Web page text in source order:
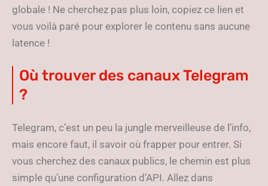
globale ! Ne cherchez pas plus loin, copiez ce lien et
vous voilà paré pour explorer le contenu sans aucune
latence !
Où trouver des canaux Telegram
?
Telegram, c’est un peu la jungle merveilleuse de l’info,
mais encore faut, il savoir où frapper pour entrer. Si
vous cherchez des canaux publics, le chemin est plus
simple qu’une configuration d’API. Allez dans